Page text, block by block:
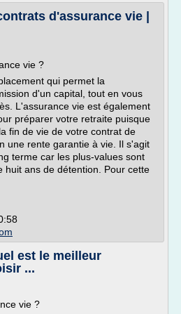
d'assurance vie |
vie ?
qui permet la
d'un capital, tout en vous
L'assurance vie est également
préparer votre retraite puisque
fin de vie de votre contrat de
une rente garantie à vie. Il s'agit
terme car les plus-values sont
huit ans de détention. Pour cette
est le meilleur
...
vie ?